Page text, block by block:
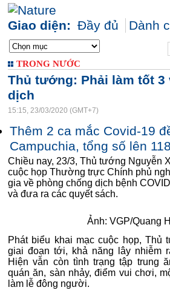
Giao diện: Đầy đủ Dành
TRONG NƯỚC
Thủ tướng: Phải làm tốt 3
dịch
15:15, 23/03/2020 (GMT+7)
Thêm 2 ca mắc Covid-19
Campuchia, tổng số lên
Chiều nay, 23/3, Thủ tướng Nguyễn
cuộc họp Thường trực Chính phủ
gia về phòng chống dịch bệnh
và đưa ra các quyết sách.
Ảnh: VGP/Quang
Phát biểu khai mạc cuộc họp, Thủ
giai đoạn tới, khả năng lây nhiễm
Hiện vẫn còn tình trạng tập trung
quán ăn, sàn nhảy, điểm vui chơi,
làm lễ đông người.